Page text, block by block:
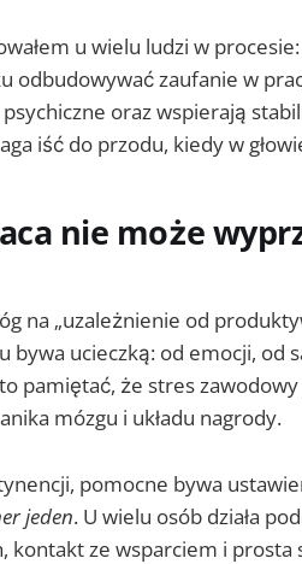
u wielu ludzi w procesie:
odbudowywać zaufanie w
oraz wspierają
iść do przodu, kiedy w
nie może
na „uzależnienie od
bywa ucieczką: od emocji, od
pamiętać, że stres
mózgu i układu nagrody.
pomocne bywa
jeden. U wielu osób działa
kontakt ze wsparciem i prosta